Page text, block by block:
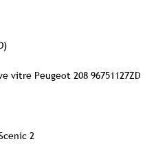
Peugeot 208 96751127ZD
2